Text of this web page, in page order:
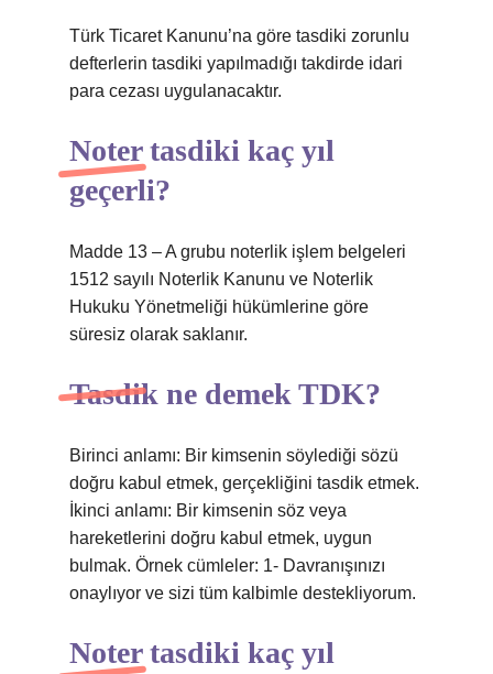
Türk Ticaret Kanunu’na göre tasdiki zorunlu
defterlerin tasdiki yapılmadığı takdirde idari
para cezası uygulanacaktır.
Noter tasdiki kaç yıl
geçerli?
Madde 13 – A grubu noterlik işlem belgeleri
1512 sayılı Noterlik Kanunu ve Noterlik
Hukuku Yönetmeliği hükümlerine göre
süresiz olarak saklanır.
Tasdik ne demek TDK?
Birinci anlamı: Bir kimsenin söylediği sözü
doğru kabul etmek, gerçekliğini tasdik etmek.
İkinci anlamı: Bir kimsenin söz veya
hareketlerini doğru kabul etmek, uygun
bulmak. Örnek cümleler: 1- Davranışınızı
onaylıyor ve sizi tüm kalbimle destekliyorum.
Noter tasdiki kaç yıl